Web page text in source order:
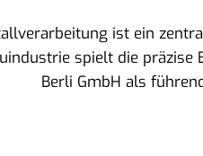
ist ein
spielt die präzise
Berli GmbH als